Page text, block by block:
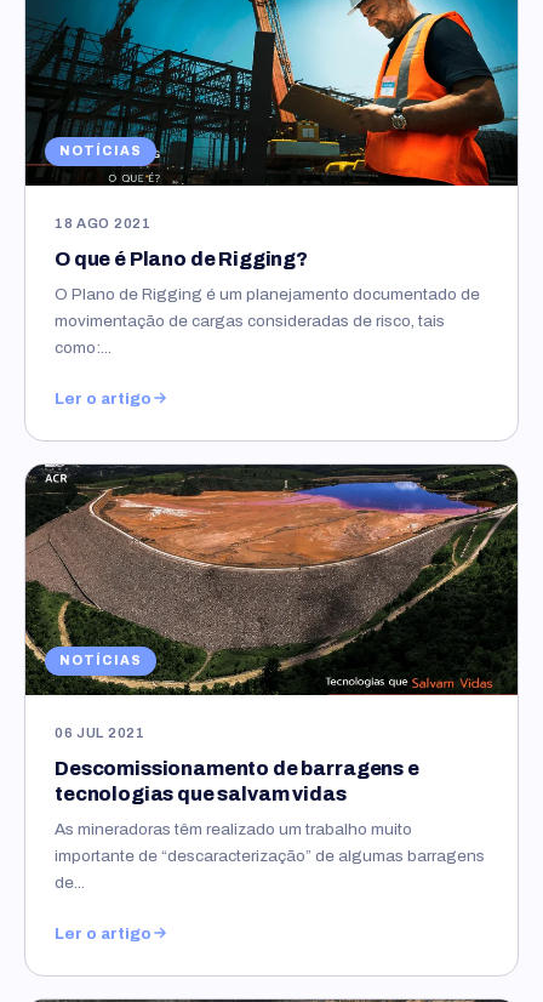
NOTÍCIAS
18 AGO 2021
O que é Plano de Rigging?
O Plano de Rigging é um planejamento documentado de
movimentação de cargas consideradas de risco, tais
como:...
Ler o artigo
NOTÍCIAS
06 JUL 2021
Descomissionamento de barragens e
tecnologias que salvam vidas
As mineradoras têm realizado um trabalho muito
importante de “descaracterização” de algumas barragens
de...
Ler o artigo